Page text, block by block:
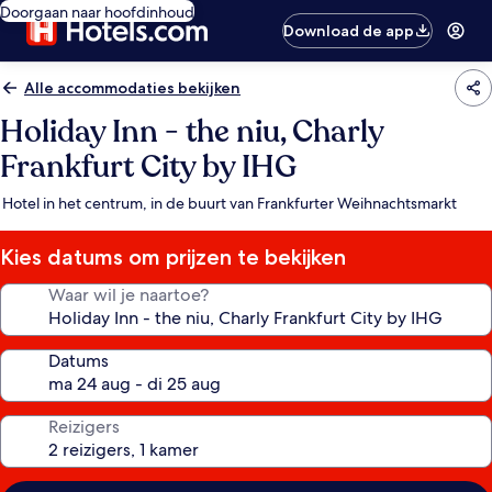
Doorgaan naar hoofdinhoud
Download de app
Alle accommodaties bekijken
Holiday Inn - the niu, Charly
Frankfurt City by IHG
Hotel in het centrum, in de buurt van Frankfurter Weihnachtsmarkt
Kies datums om prijzen te bekijken
Waar wil je naartoe?
Datums
Reizigers